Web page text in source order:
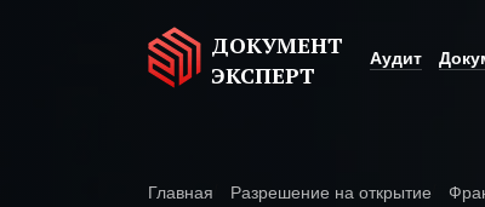
ДОКУМЕНТ
ЭКСПЕРТ
Аудит
Главная Разрешение на открытие